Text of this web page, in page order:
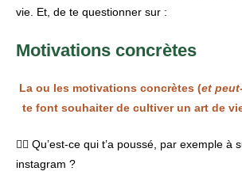
vie. Et, de te questionner sur :
Motivations concrètes
La ou les motivations concrètes (et
te font souhaiter de cultiver un art de
👉🏾 Qu’est-ce qui t’a poussé, par exemple
instagram ?